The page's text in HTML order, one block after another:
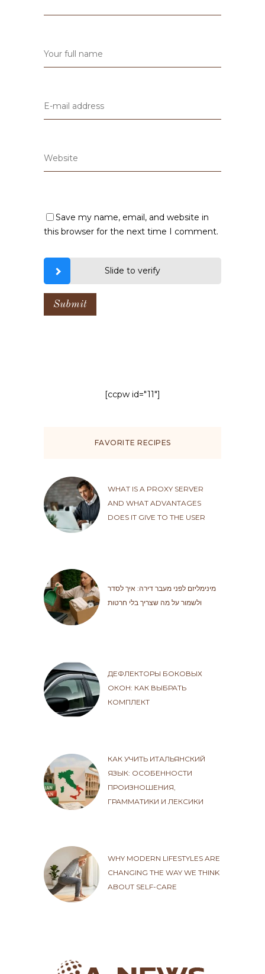
Save my name, email, and website in
this browser for the next time I comment.
Slide to verify
[ccpw id="11"]
FAVORITE RECIPES
WHAT IS A PROXY SERVER
AND WHAT ADVANTAGES
DOES IT GIVE TO THE USER
מינימליזם לפני מעבר דירה: איך לסדר
ולשמור על מה שצריך בלי חרטות
ДЕФЛЕКТОРЫ БОКОВЫХ
ОКОН: КАК ВЫБРАТЬ
КОМПЛЕКТ
КАК УЧИТЬ ИТАЛЬЯНСКИЙ
ЯЗЫК: ОСОБЕННОСТИ
ПРОИЗНОШЕНИЯ,
ГРАММАТИКИ И ЛЕКСИКИ
WHY MODERN LIFESTYLES ARE
CHANGING THE WAY WE THINK
ABOUT SELF-CARE